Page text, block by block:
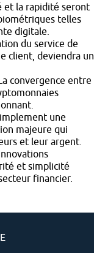
et la rapidité seront
telles
digitale.
du service de
client, deviendra un
convergence entre
une
majeure qui
et leur argent.
et simplicité
financier.